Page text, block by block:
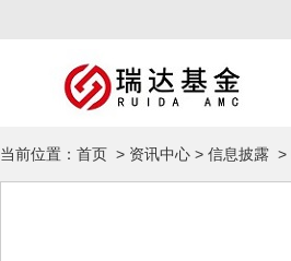
当前位置： 首页 > 资讯中心 > 信息披露 >